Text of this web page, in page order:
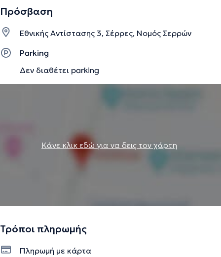
Πρόσβαση
Εθνικής Αντίστασης 3, Σέρρες, Νομός Σερρών
Parking
Δεν διαθέτει parking
Κάνε κλικ εδώ για να δεις τον χάρτη
Τρόποι πληρωμής
Πληρωμή με κάρτα